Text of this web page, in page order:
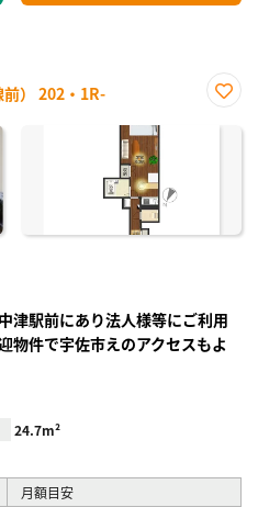
） 202・1R-
に入
津駅前にあり法人様等にご利用
物件で宇佐市えのアクセスもよ
24.7m²
月額目安